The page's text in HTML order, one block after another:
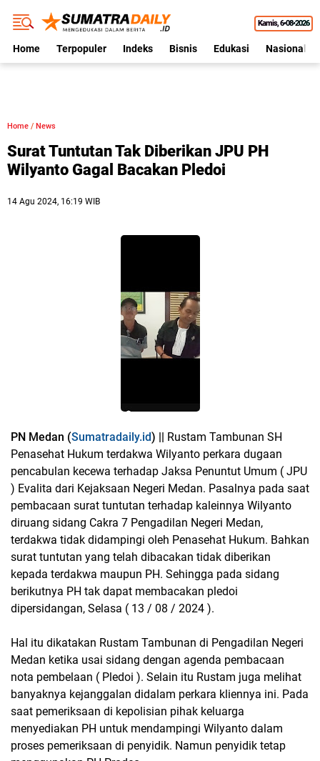
Kamis 6•08•2026
Home Terpopuler Indeks Bisnis Edukasi Nasional
Home / News
Surat Tuntutan Tak Diberikan JPU PH
Wilyanto Gagal Bacakan Pledoi
14 Agu 2024, 16:19 WIB
PN Medan (Sumatradaily.id) || Rustam Tambunan SH
Penasehat Hukum terdakwa Wilyanto perkara dugaan
pencabulan kecewa terhadap Jaksa Penuntut Umum ( JPU
) Evalita dari Kejaksaan Negeri Medan. Pasalnya pada saat
pembacaan surat tuntutan terhadap kaleinnya Wilyanto
diruang sidang Cakra 7 Pengadilan Negeri Medan,
terdakwa tidak didampingi oleh Penasehat Hukum. Bahkan
surat tuntutan yang telah dibacakan tidak diberikan
kepada terdakwa maupun PH. Sehingga pada sidang
berikutnya PH tak dapat membacakan pledoi
dipersidangan, Selasa ( 13 / 08 / 2024 ).
Hal itu dikatakan Rustam Tambunan di Pengadilan Negeri
Medan ketika usai sidang dengan agenda pembacaan
nota pembelaan ( Pledoi ). Selain itu Rustam juga melihat
banyaknya kejanggalan didalam perkara kliennya ini. Pada
saat pemeriksaan di kepolisian pihak keluarga
menyediakan PH untuk mendampingi Wilyanto dalam
proses pemeriksaan di penyidik. Namun penyidik tetap